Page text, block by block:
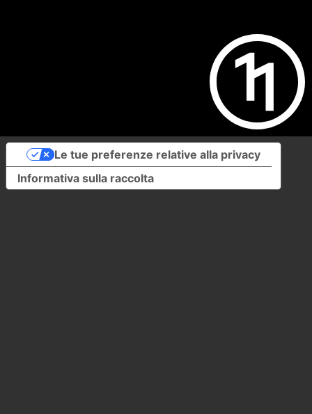
Informativa sulla raccolta
Le tue preferenze relative alla privacy